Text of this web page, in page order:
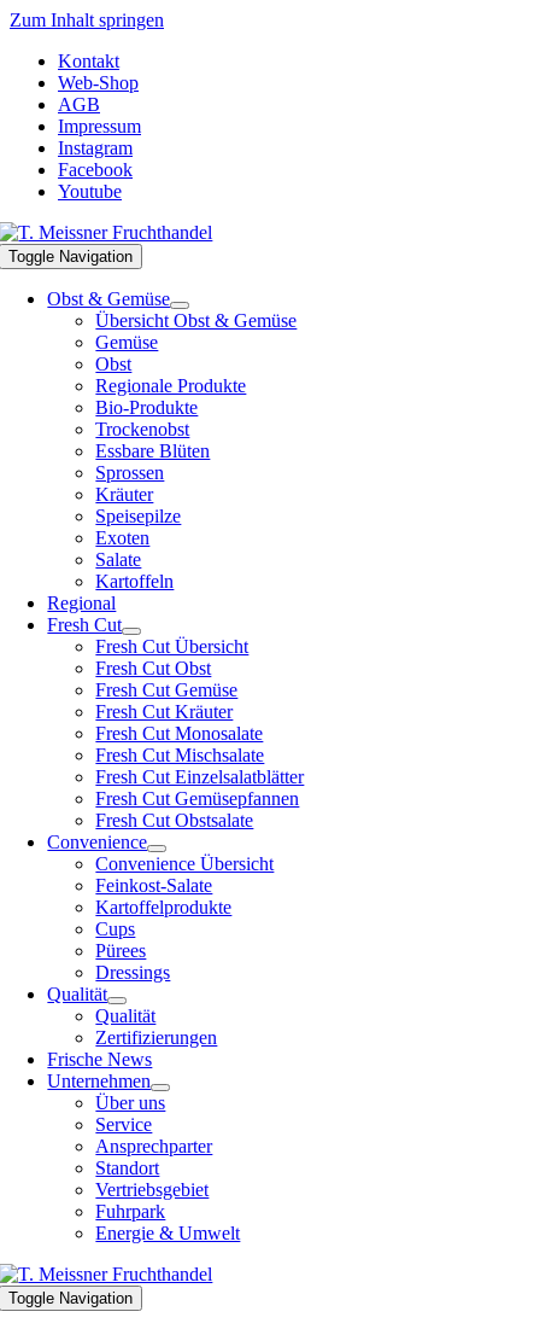
Zum Inhalt springen
Kontakt
Web-Shop
AGB
Impressum
Instagram
Facebook
Youtube
Toggle Navigation
Obst & Gemüse
Übersicht Obst & Gemüse
Gemüse
Obst
Regionale Produkte
Bio-Produkte
Trockenobst
Essbare Blüten
Sprossen
Kräuter
Speisepilze
Exoten
Salate
Kartoffeln
Regional
Fresh Cut
Fresh Cut Übersicht
Fresh Cut Obst
Fresh Cut Gemüse
Fresh Cut Kräuter
Fresh Cut Monosalate
Fresh Cut Mischsalate
Fresh Cut Einzelsalatblätter
Fresh Cut Gemüsepfannen
Fresh Cut Obstsalate
Convenience
Convenience Übersicht
Feinkost-Salate
Kartoffelprodukte
Cups
Pürees
Dressings
Qualität
Qualität
Zertifizierungen
Frische News
Unternehmen
Über uns
Service
Ansprechparter
Standort
Vertriebsgebiet
Fuhrpark
Energie & Umwelt
Toggle Navigation